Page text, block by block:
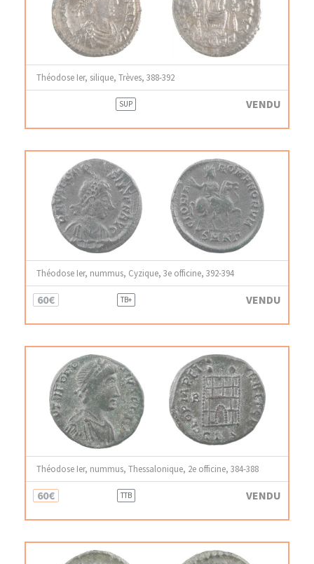
Théodose Ier, silique, Trèves, 388-392
SUP VENDU
Théodose Ier, nummus, Cyzique, 3e officine, 392-394
60€ TB+ VENDU
Théodose Ier, nummus, Thessalonique, 2e officine, 384-388
60€ TTB VENDU